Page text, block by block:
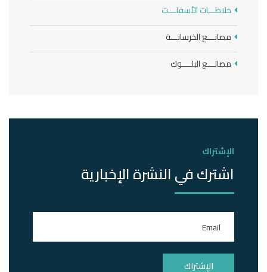
خلاطـــات الأسفلـــت
مصانـــع الخرسانـــة
مصانـــع البلــــوك
الإشتراك
اشترك في النشرة الإخبارية